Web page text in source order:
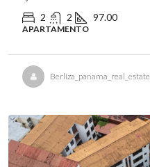
2 2 97.00
APARTAMENTO
Berliza_panama_real_estate